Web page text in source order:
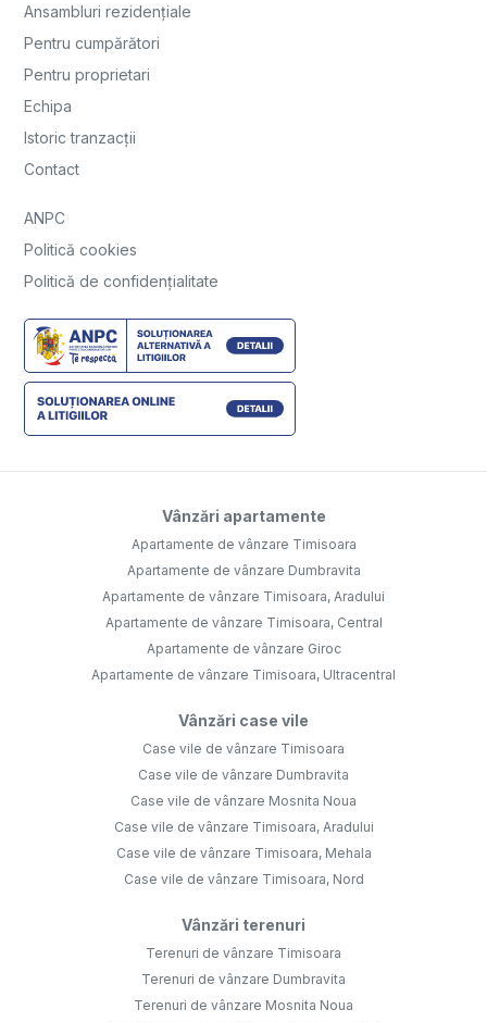
Ansambluri rezidențiale
Pentru cumpărători
Pentru proprietari
Echipa
Istoric tranzacții
Contact
ANPC
Politică cookies
Politică de confidențialitate
Vânzări apartamente
Apartamente de vânzare Timisoara
Apartamente de vânzare Dumbravita
Apartamente de vânzare Timisoara, Aradului
Apartamente de vânzare Timisoara, Central
Apartamente de vânzare Giroc
Apartamente de vânzare Timisoara, Ultracentral
Vânzări case vile
Case vile de vânzare Timisoara
Case vile de vânzare Dumbravita
Case vile de vânzare Mosnita Noua
Case vile de vânzare Timisoara, Aradului
Case vile de vânzare Timisoara, Mehala
Case vile de vânzare Timisoara, Nord
Vânzări terenuri
Terenuri de vânzare Timisoara
Terenuri de vânzare Dumbravita
Terenuri de vânzare Mosnita Noua